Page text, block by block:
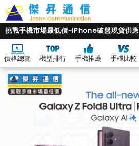
挑戰手機市場最低價~iPhone破盤現貨供應
價格總覽 機型排行 手機推薦 手機比較